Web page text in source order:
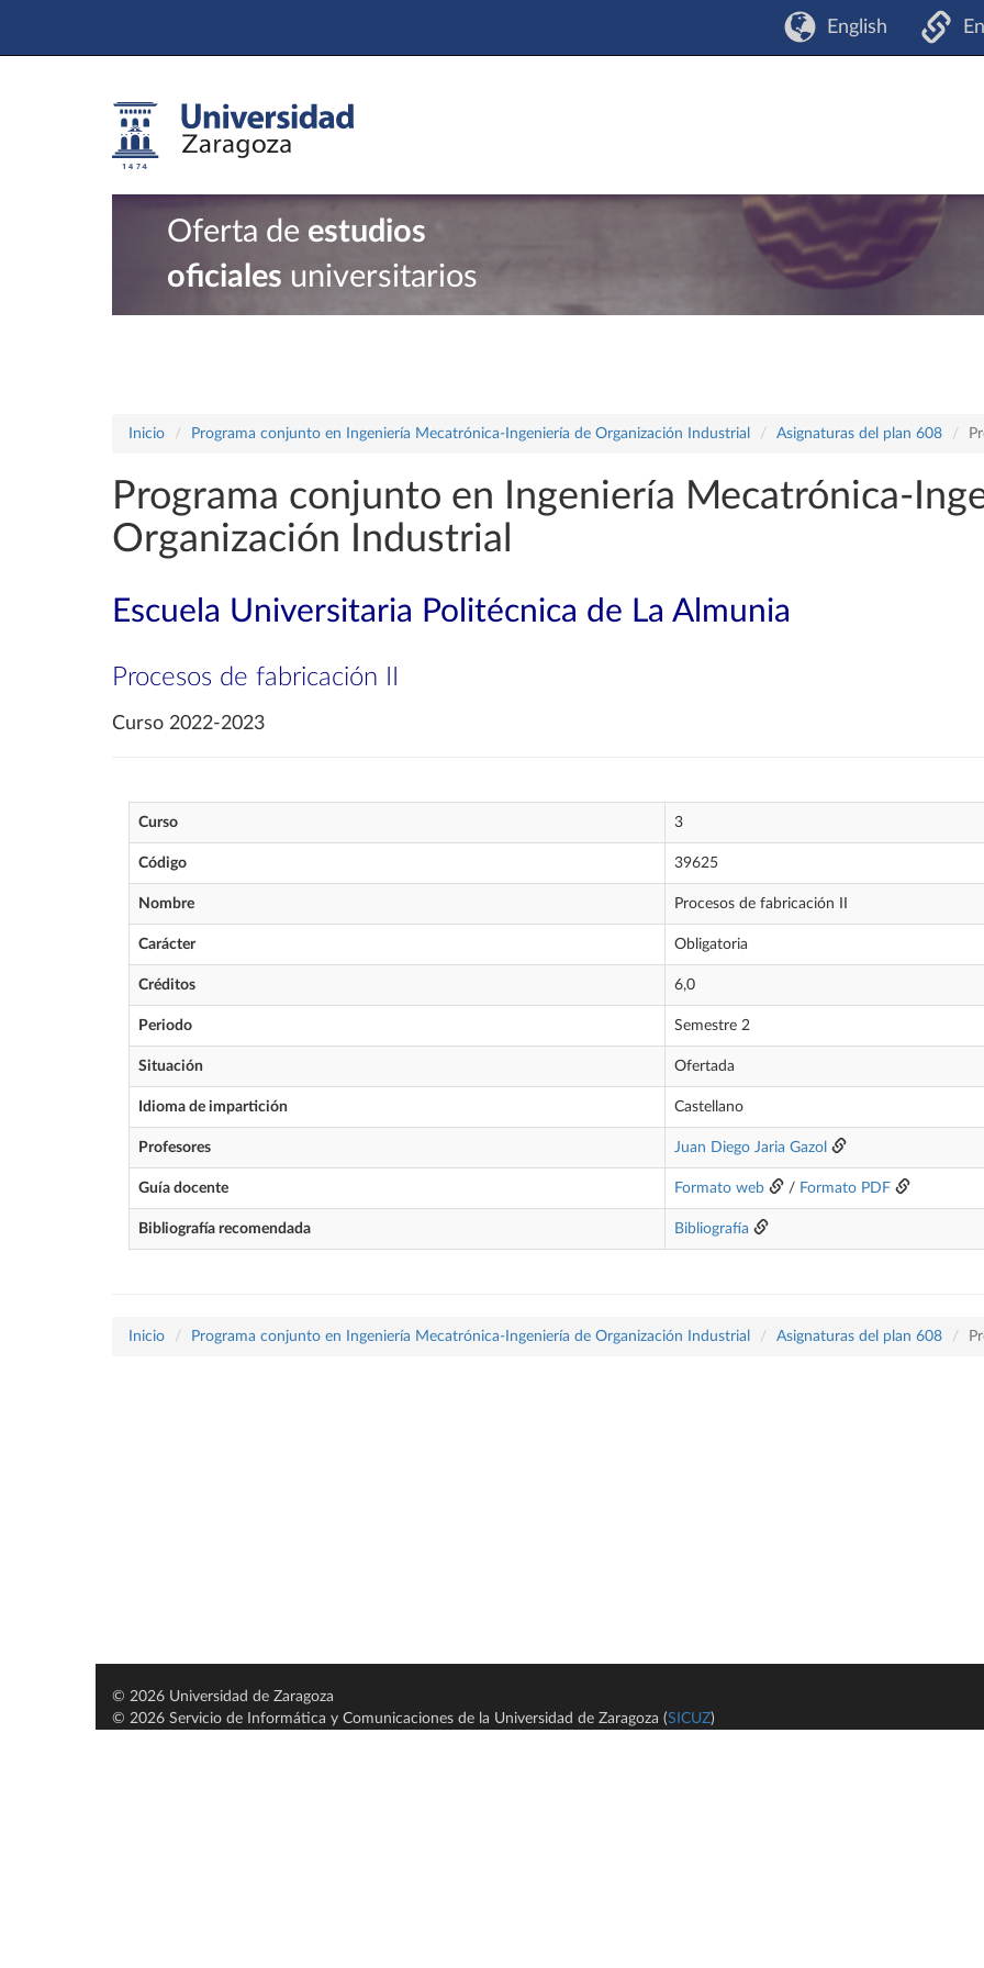
English
Oferta de estudios
oficiales universitarios
Inicio Programa conjunto en Ingeniería Mecatrónica-Ingeniería de Organización Industrial Asignaturas del plan 608
Programa conjunto en Ingeniería Mecatrónica-
Organización Industrial
Escuela Universitaria Politécnica de La Almunia
Procesos de fabricación II
Curso 2022-2023
Curso 3
Código 39625
Nombre Procesos de fabricación II
Carácter Obligatoria
Créditos 6,0
Periodo Semestre 2
Situación Ofertada
Idioma de impartición Castellano
Profesores Juan Diego Jaria Gazol
Guía docente Formato web / Formato PDF
Bibliografía recomendada Bibliografía
Inicio Programa conjunto en Ingeniería Mecatrónica-Ingeniería de Organización Industrial Asignaturas del plan 608
© 2026 Universidad de Zaragoza
© 2026 Servicio de Informática y Comunicaciones de la Universidad de Zaragoza (SICUZ)